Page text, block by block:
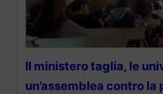
Il ministero taglia, le
un’assemblea contro la